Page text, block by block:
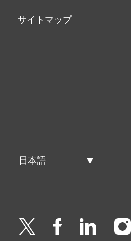
サイトマップ
日本語